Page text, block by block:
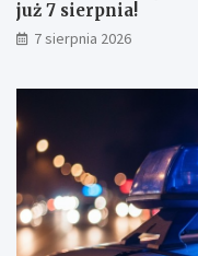
w
y
k
a
m
już 7 sierpnia!
7 sierpnia 2026